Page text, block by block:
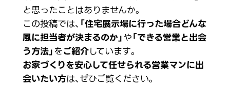
と思ったことはありませんか。
この投稿では、 「住宅展示場に行った場合どんな
風に担当者が決まるのか」や「できる営業と出会
う方法」をご紹介しています。
お家づくりを安心して任せられる営業マンに出
会いたい方は、ぜひご覧ください。